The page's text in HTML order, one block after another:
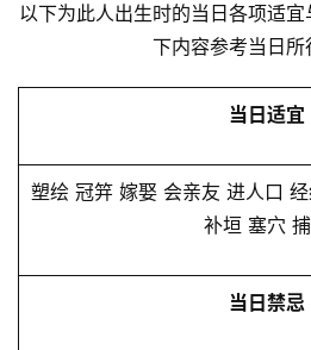
以下为此人出生时的当日各项适
下内容参考当日所
当日适宜
塑绘 冠笄 嫁娶 会亲友 进人口
补垣 塞穴
当日禁忌